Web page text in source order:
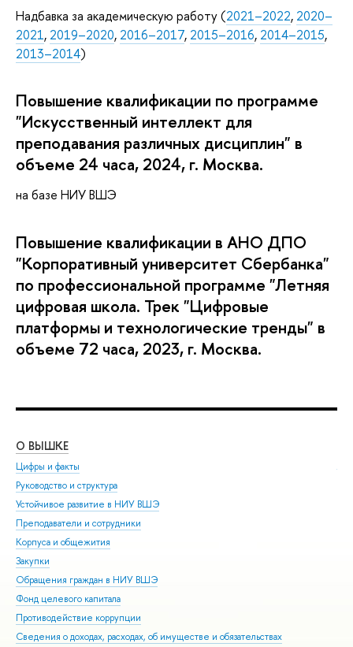
Надбавка за академическую работу (2021–2022, 2020–
2021, 2019–2020, 2016–2017, 2015–2016, 2014–2015,
2013–2014)
Повышение квалификации по программе
"Искусственный интеллект для
преподавания различных дисциплин" в
объеме 24 часа, 2024, г. Москва.
на базе НИУ ВШЭ
Повышение квалификации в АНО ДПО
"Корпоративный университет Сбербанка"
по профессиональной программе "Летняя
цифровая школа. Трек "Цифровые
платформы и технологические тренды" в
объеме 72 часа, 2023, г. Москва.
О ВЫШКЕ
Цифры и факты
Руководство и структура
Устойчивое развитие в НИУ ВШЭ
Преподаватели и сотрудники
Корпуса и общежития
Закупки
Обращения граждан в НИУ ВШЭ
Фонд целевого капитала
Противодействие коррупции
Сведения о доходах, расходах, об имуществе и обязательствах